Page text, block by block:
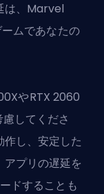
は、Marvel
ムであなたの
やRTX 2060
してくださ
し、安定した
プリの遅延を
ドすることも